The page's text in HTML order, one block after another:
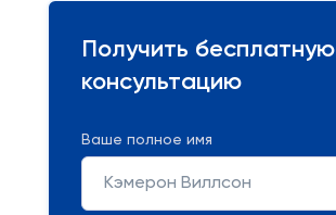
Получить бесплатную
консультацию
Ваше полное имя